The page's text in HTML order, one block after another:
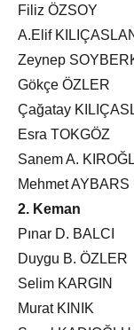
Filiz ÖZSOY
A.Elif
Zeynep
Gökçe ÖZLER
Çağatay
Esra TOKGÖZ
Sanem A.
Mehmet AYBARS
2. Keman
Pınar D. BALCI
Duygu B. ÖZLER
Selim KARGIN
Murat KINIK